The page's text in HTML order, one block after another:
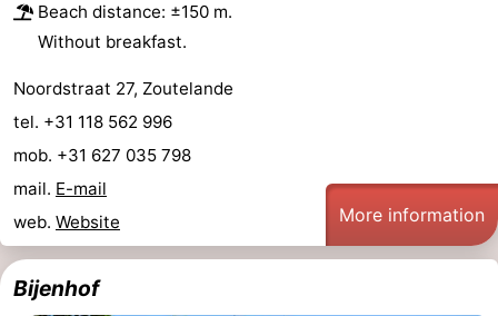
Beach distance: ±150 m.
Without breakfast.
Noordstraat 27, Zoutelande
tel. +31 118 562 996
mob. +31 627 035 798
mail. E-mail
web. Website More information
Bijenhof